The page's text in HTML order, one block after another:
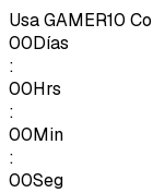
UsaGAMER10
00Días
:
00Hrs
:
00Min
:
00Seg